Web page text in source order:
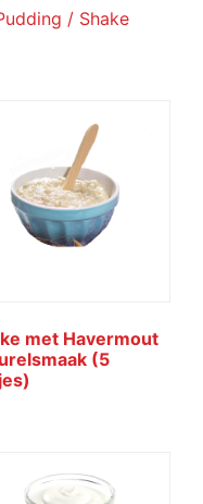
/ Shake
met Havermout
(5